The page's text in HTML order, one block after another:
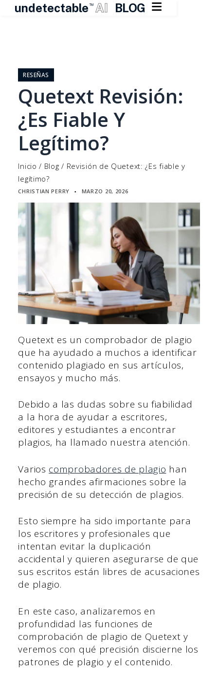
undetectable TM AI BLOG 
contenido
RESEÑAS
Quetext Revisión:
¿Es Fiable Y
Legítimo?
Inicio / Blog / Revisión de Quetext: ¿Es fiable y
legítimo?
CHRISTIAN PERRY ▪ MARZO 20, 2026
Quetext es un comprobador de plagio
que ha ayudado a muchos a identificar
contenido plagiado en sus artículos,
ensayos y mucho más.
Debido a las dudas sobre su fiabilidad
a la hora de ayudar a escritores,
editores y estudiantes a encontrar
plagios, ha llamado nuestra atención.
Varios comprobadores de plagio han
hecho grandes afirmaciones sobre la
precisión de su detección de plagios.
Esto siempre ha sido importante para
los escritores y profesionales que
intentan evitar la duplicación
accidental y quieren asegurarse de que
sus escritos están libres de acusaciones
de plagio.
En este caso, analizaremos en
profundidad las funciones de
comprobación de plagio de Quetext y
veremos con qué precisión discierne los
patrones de plagio y el contenido.